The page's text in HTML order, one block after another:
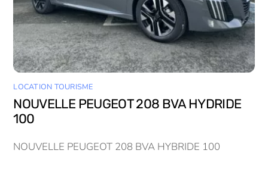
LOCATION TOURISME
NOUVELLE PEUGEOT 208 BVA HYDRIDE
100
NOUVELLE PEUGEOT 208 BVA HYBRIDE 100